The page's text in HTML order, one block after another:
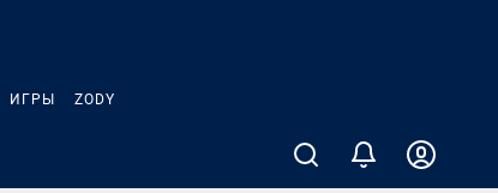
ИГРЫ ZODY